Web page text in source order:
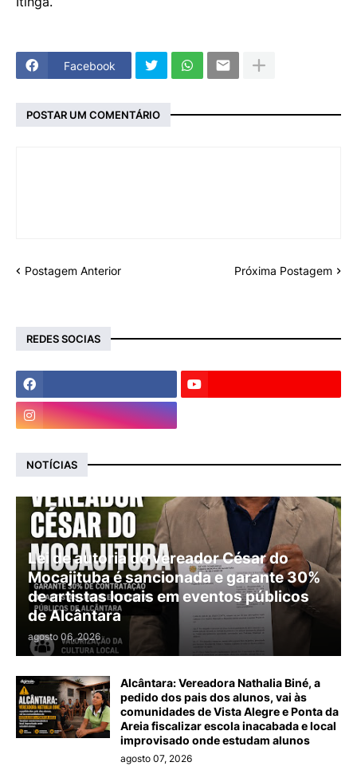
Facebook
POSTAR UM COMENTÁRIO
Postagem Anterior Próxima Postagem
REDES SOCIAS
NOTÍCIAS
Lei de autoria do vereador César do
Mocajituba é sancionada e garante 30%
de artistas locais em eventos públicos
de Alcântara
agosto 06, 2026
Alcântara: Vereadora Nathalia Biné, a
pedido dos pais dos alunos, vai às
comunidades de Vista Alegre e Ponta da
Areia fiscalizar escola inacabada e local
improvisado onde estudam alunos
agosto 07, 2026